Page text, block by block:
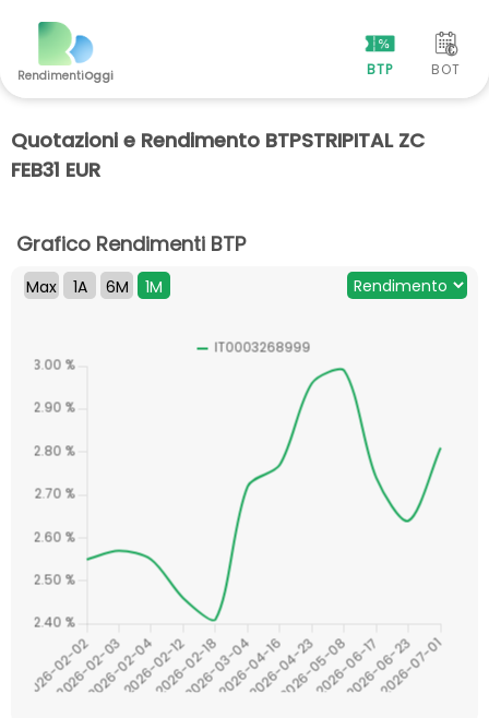
RendimentiOggi BTP BOT
Quotazioni e Rendimento BTPSTRIPITAL ZC
FEB31 EUR
Grafico Rendimenti BTP
Max 1A 6M 1M